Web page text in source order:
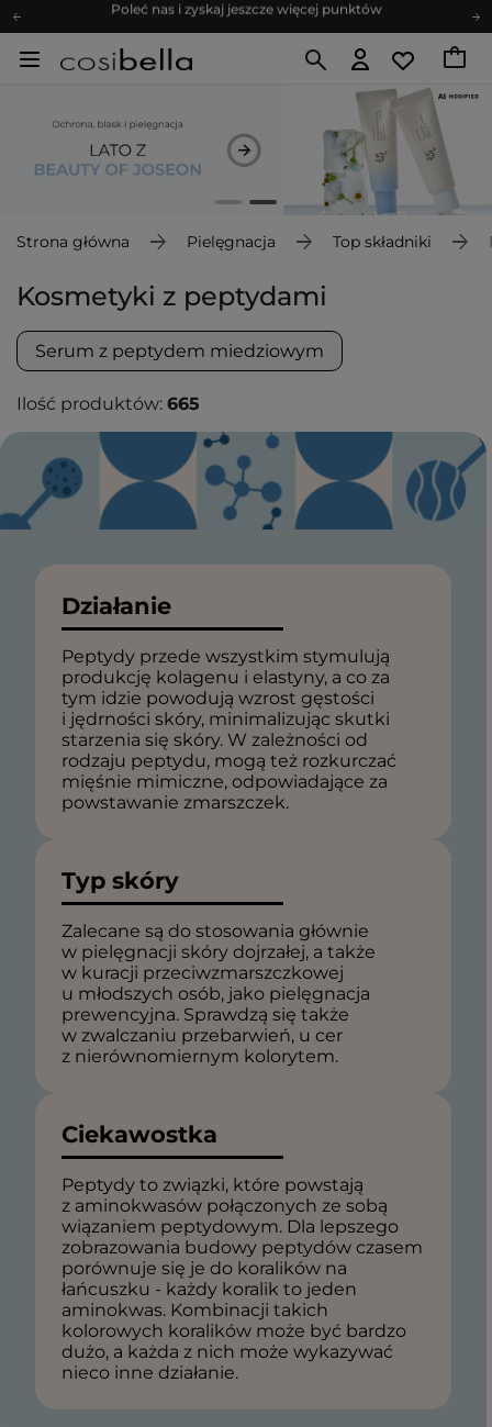
Zapisz się na newsletter pełen porad
Bezpłatne konsultacje kosmetologiczne
Poleć nas i zyskaj jeszcze więcej punktów
Zapisz się na newsletter pełen porad
Strona główna Pielęgnacja Top składniki
Kosmetyki z peptydami
Serum z peptydem miedziowym
Ilość produktów: 665
Działanie
Peptydy przede wszystkim stymulują
produkcję kolagenu i elastyny, a co za
tym idzie powodują wzrost gęstości
i jędrności skóry, minimalizując skutki
starzenia się skóry. W zależności od
rodzaju peptydu, mogą też rozkurczać
mięśnie mimiczne, odpowiadające za
powstawanie zmarszczek.
Typ skóry
Zalecane są do stosowania głównie
w pielęgnacji skóry dojrzałej, a także
w kuracji przeciwzmarszczkowej
u młodszych osób, jako pielęgnacja
prewencyjna. Sprawdzą się także
w zwalczaniu przebarwień, u cer
z nierównomiernym kolorytem.
Ciekawostka
Peptydy to związki, które powstają
z aminokwasów połączonych ze sobą
wiązaniem peptydowym. Dla lepszego
zobrazowania budowy peptydów czasem
porównuje się je do koralików na
łańcuszku - każdy koralik to jeden
aminokwas. Kombinacji takich
kolorowych koralików może być bardzo
dużo, a każda z nich może wykazywać
nieco inne działanie.